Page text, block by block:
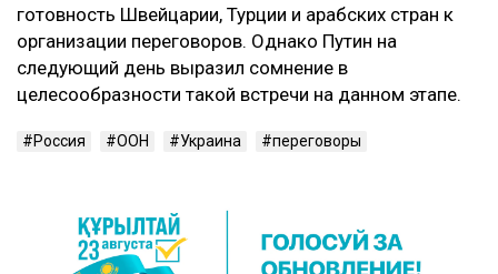
готовность Швейцарии, Турции и арабских стран к
организации переговоров. Однако Путин на
следующий день выразил сомнение в
целесообразности такой встречи на данном этапе.
Россия ООН Украина переговоры